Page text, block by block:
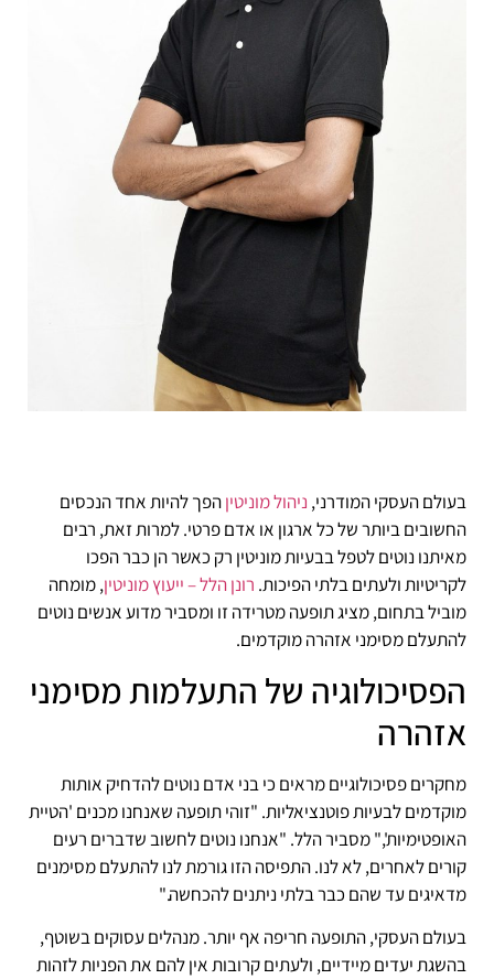
בעולם העסקי המודרני, ניהול מוניטיןהפך להיות אחד הנכסים
החשובים ביותר של כל ארגון או אדם פרטי. למרות זאת, רבים
מאיתנו נוטים לטפל בבעיות מוניטין רק כאשר הן כבר הפכו
לקריטיות ולעתים בלתי הפיכות. רונן הלל – ייעוץ מוניטין, מומחה
מוביל בתחום, מציג תופעה מטרידה זו ומסביר מדוע אנשים נוטים
להתעלם מסימני אזהרה מוקדמים.
הפסיכולוגיה של התעלמות מסימני
אזהרה
מחקרים פסיכולוגיים מראים כי בני אדם נוטים להדחיק אותות
מוקדמים לבעיות פוטנציאליות. "זוהי תופעה שאנחנו מכנים 'הטיית
האופטימיות'," מסביר הלל. "אנחנו נוטים לחשוב שדברים רעים
קורים לאחרים, לא לנו. התפיסה הזו גורמת לנו להתעלם מסימנים
מדאיגים עד שהם כבר בלתי ניתנים להכחשה."
בעולם העסקי, התופעה חריפה אף יותר. מנהלים עסוקים בשוטף,
בהשגת יעדים מיידיים, ולעתים קרובות אין להם את הפניות לזהות